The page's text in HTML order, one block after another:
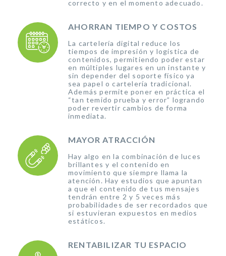
correcto y en el momento adecuado.
AHORRAN TIEMPO Y COSTOS
La cartelería digital reduce los
tiempos de impresión y logística de
contenidos, permitiendo poder estar
en múltiples lugares en un instante y
sin depender del soporte físico ya
sea papel o cartelería tradicional.
Además permite poner en práctica el
“tan temido prueba y error” logrando
poder revertir cambios de forma
inmediata.
MAYOR ATRACCIÓN
Hay algo en la combinación de luces
brillantes y el contenido en
movimiento que siempre llama la
atención. Hay estudios que apuntan
a que el contenido de tus mensajes
tendrán entre 2 y 5 veces más
probabilidades de ser recordados que
si estuvieran expuestos en medios
estáticos.
RENTABILIZAR TU ESPACIO